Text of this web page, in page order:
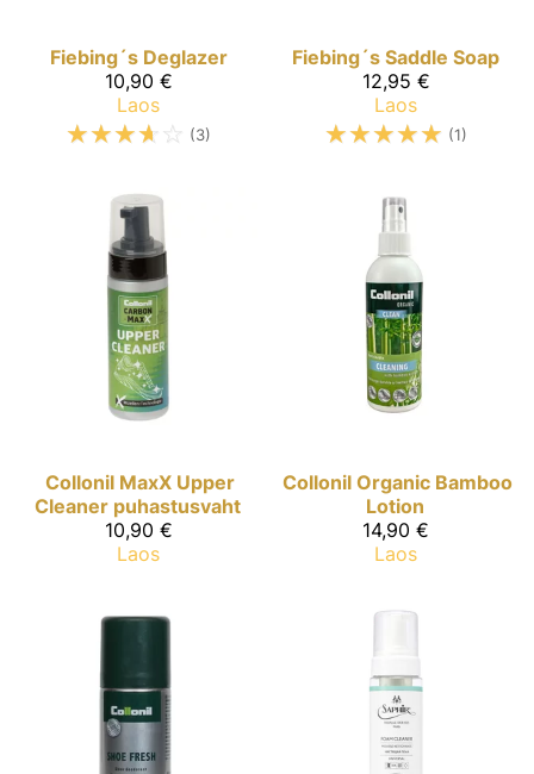
Fiebing´s Deglazer
10,90 €
Laos
☆☆☆☆ ☆ (3)
Fiebing´s Saddle Soap
12,95 €
Laos
☆☆☆☆☆ (1)
Collonil MaxX Upper
Cleaner puhastusvaht
10,90 €
Laos
Collonil Organic Bamboo
Lotion
14,90 €
Laos